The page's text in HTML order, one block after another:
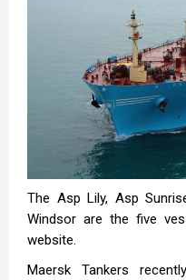
The Asp Lily, Asp
Windsor are the five
website.
Maersk Tankers